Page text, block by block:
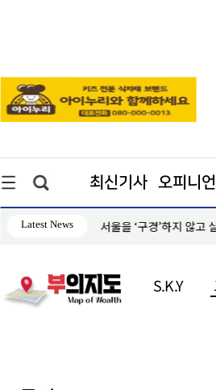
최신기사 오피니언
Latest News 서울을 ‘구경’하지 않고
S.K.Y